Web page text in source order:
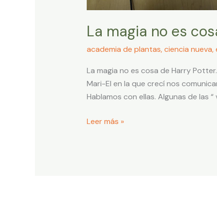
La magia no es
academia de plantas,ciencia nueva,
La magia no es cosa de Harry
Mari-El en la que crecí nos
Hablamos con ellas. Algunas de las
Leer más »